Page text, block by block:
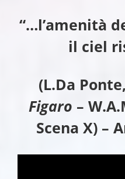
“…l’amenità
il ciel
(L.Da
Figaro –
Scena X) –